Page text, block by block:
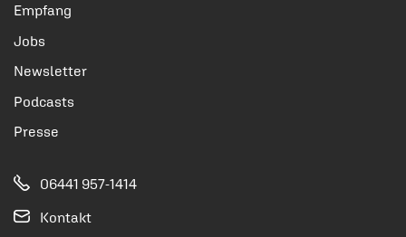
Empfang
Jobs
Newsletter
Podcasts
Presse
06441 957-1414
Kontakt